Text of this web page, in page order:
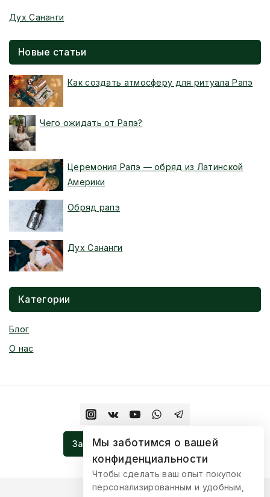
Дух Сананги
Новые статьи
Как создать атмосферу для ритуала Рапэ
Чего ожидать от Рапэ?
Церемония Рапэ — обряд из Латинской
Америки
Обряд рапэ
Дух Сананги
Категории
Блог
О нас
Записаться На Церемонию
Мы заботимся о вашей
конфиденциальности
Чтобы сделать ваш опыт покупок
персонализированным и удобным,